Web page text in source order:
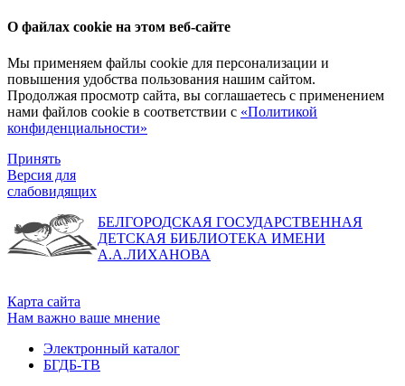
О файлах cookie на этом веб-сайте
Мы применяем файлы cookie для персонализации и
повышения удобства пользования нашим сайтом.
Продолжая просмотр сайта, вы соглашаетесь с применением
нами файлов cookie в соответствии с «Политикой
конфиденциальности»
Принять
Версия для
слабовидящих
БЕЛГОРОДСКАЯ ГОСУДАРСТВЕННАЯ
ДЕТСКАЯ БИБЛИОТЕКА ИМЕНИ
А.А.ЛИХАНОВА
Карта сайта
Нам важно ваше мнение
Электронный каталог
БГДБ-ТВ